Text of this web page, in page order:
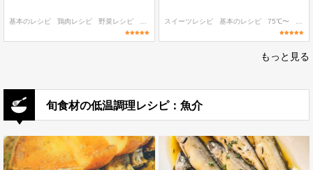
基本のレシピ 鶏肉レシピ 野菜レシピ 60℃〜
スイーツレシピ 基本のレシピ 75℃〜
もっと見る
旬食材の低温調理レシピ：魚介